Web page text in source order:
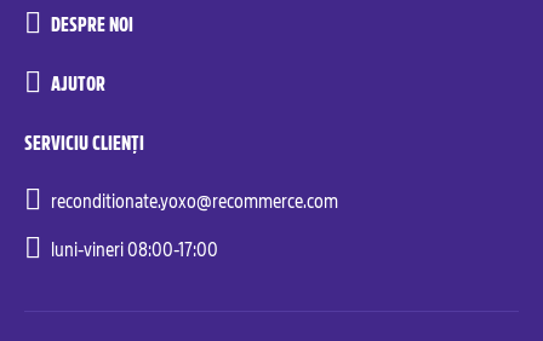
DESPRE NOI
AJUTOR
SERVICIU CLIENȚI
reconditionate.yoxo@recommerce.com
luni-vineri 08:00-17:00